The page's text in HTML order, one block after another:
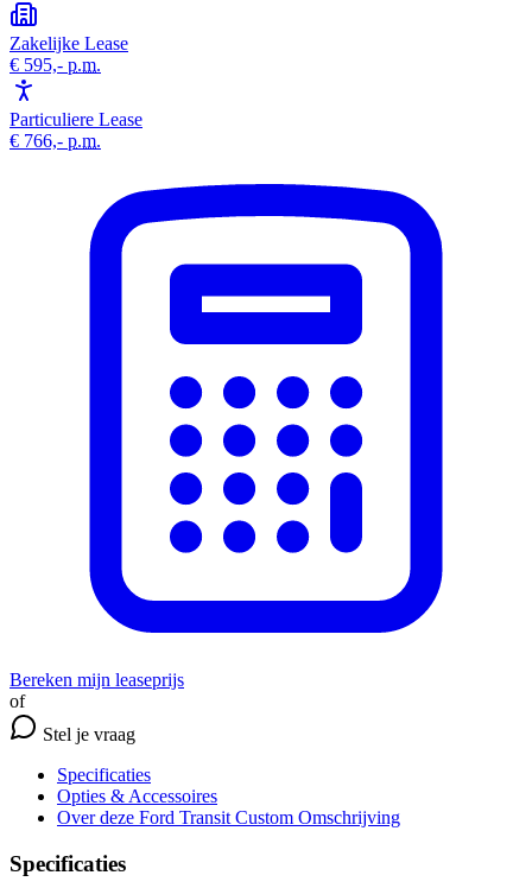
Zakelijke Lease
€ 595,- p.m.
Particuliere Lease
€ 766,- p.m.
Bereken mijn leaseprijs
of
Stel je vraag
Specificaties
Opties & Accessoires
Over deze Ford Transit Custom Omschrijving
Specificaties